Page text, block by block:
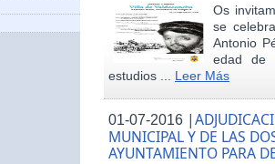
Os
se
Antonio
edad de
estudios ... Leer Más
01-07-2016 |
MUNICIPAL Y DE LAS
AYUNTAMIENTO PARA